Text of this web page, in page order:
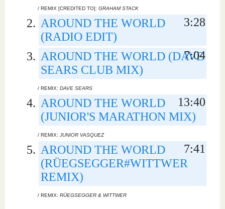
/ REMIX [CREDITED TO]: GRAHAM STACK
AROUND THE WORLD
(RADIO EDIT)
3:28
AROUND THE WORLD (DAVE
SEARS CLUB MIX)
7:04
/ REMIX: DAVE SEARS
AROUND THE WORLD
(JUNIOR'S MARATHON MIX)
13:40
/ REMIX: JUNIOR VASQUEZ
AROUND THE WORLD
(RÜEGSEGGER#WITTWER
REMIX)
7:41
/ REMIX: RÜEGSEGGER & WITTWER